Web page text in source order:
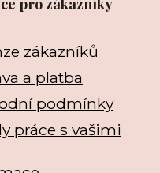
pro zákazníky
zákazníků
a platba
podmínky
práce s vašimi